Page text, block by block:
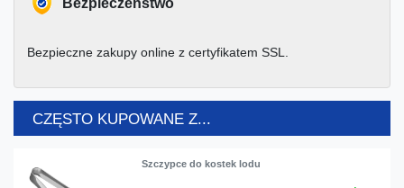
Bezpieczne zakupy online z certyfikatem SSL.
CZĘSTO KUPOWANE Z...
Szczypce do kostek lodu